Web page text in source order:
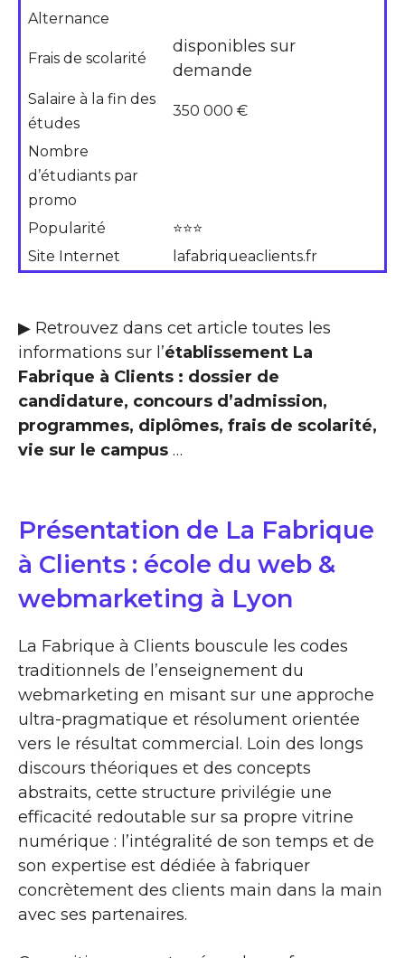
Alternance
Frais de scolarité
disponibles sur
demande
Salaire à la fin des
études
350 000 €
Nombre
d’étudiants par
promo
Popularité
⭐⭐⭐
Site Internet
lafabriqueaclients.fr
▶ Retrouvez dans cet article toutes les
informations sur l’établissement La
Fabrique à Clients : dossier de
candidature, concours d’admission,
programmes, diplômes, frais de scolarité,
vie sur le campus …
Présentation de La Fabrique
à Clients : école du web &
webmarketing à Lyon
La Fabrique à Clients bouscule les codes
traditionnels de l’enseignement du
webmarketing en misant sur une approche
ultra-pragmatique et résolument orientée
vers le résultat commercial. Loin des longs
discours théoriques et des concepts
abstraits, cette structure privilégie une
efficacité redoutable sur sa propre vitrine
numérique : l’intégralité de son temps et de
son expertise est dédiée à fabriquer
concrètement des clients main dans la main
avec ses partenaires.